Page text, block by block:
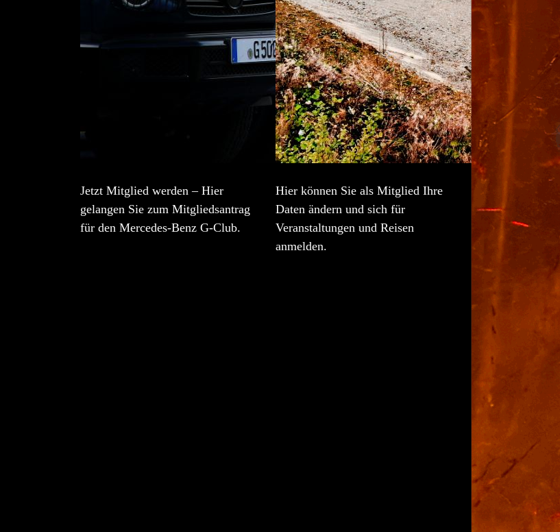
Jetzt Mitglied werden – Hier
gelangen Sie zum Mitgliedsantrag
für den Mercedes-Benz G-Club.
Hier können Sie als Mitglied Ihre
Daten ändern und sich für
Veranstaltungen und Reisen
anmelden.